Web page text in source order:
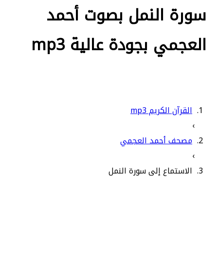
سورة النمل بصوت أحمد
العجمي بجودة عالية mp3
القرآن الكريم mp3
›
مصحف أحمد العجمي
›
الاستماع إلى سورة النمل